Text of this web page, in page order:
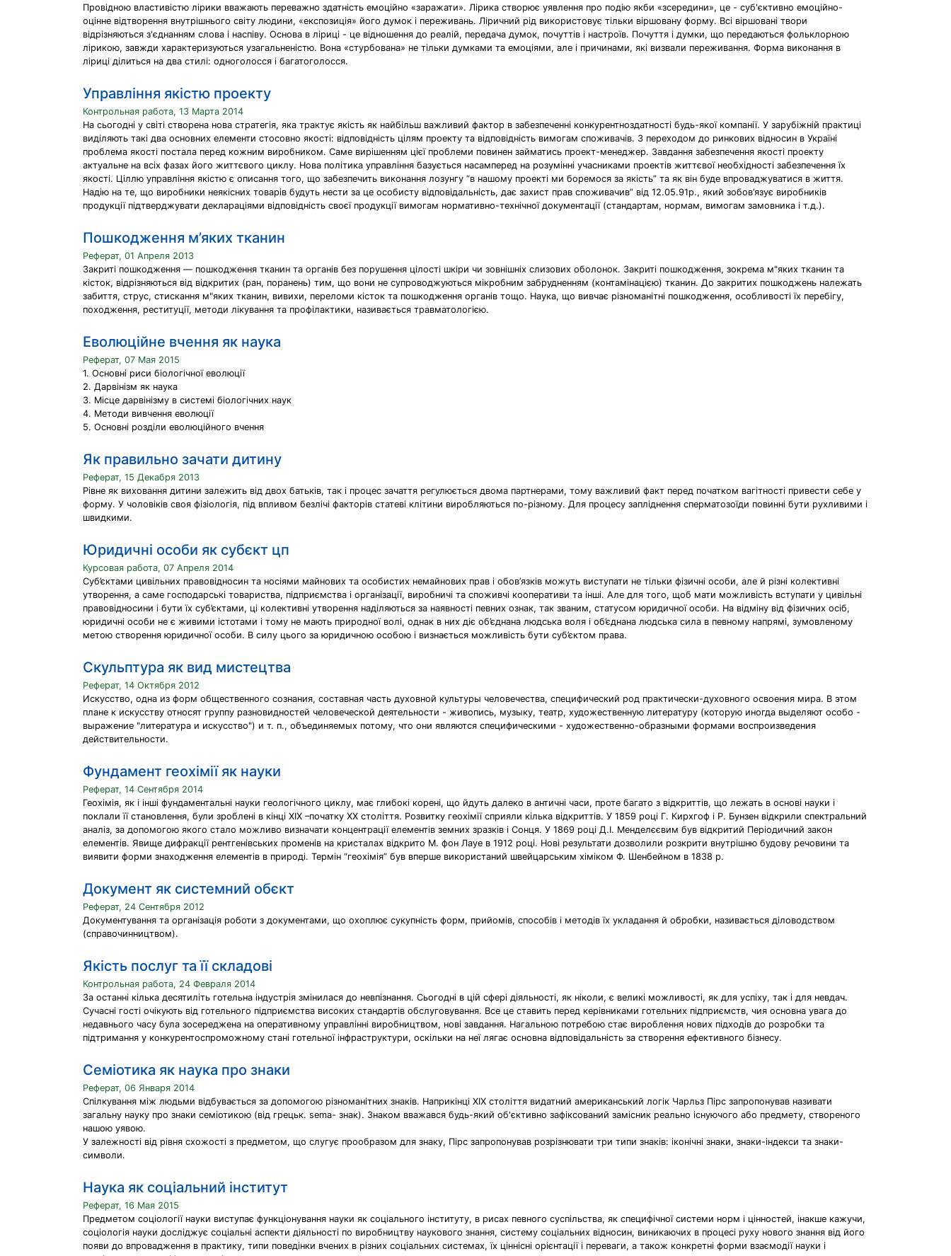
Провідною властивістю лірики вважають переважно здатність емоційно «заражати». Лірика створює уявлення про подію якби «зсередини», це - суб'єктивно емоційно-
оцінне відтворення внутрішнього світу людини, «експозиція» його думок і переживань. Ліричний рід використовує тільки віршовану форму. Всі віршовані твори
відрізняються з'єднанням слова і наспіву. Основа в ліриці - це відношення до реалій, передача думок, почуттів і настроїв. Почуття і думки, що передаються фольклорною
лірикою, завжди характеризуються узагальненістю. Вона «стурбована» не тільки думками та емоціями, але і причинами, які визвали переживання. Форма виконання в
ліриці ділиться на два стилі: одноголосся і багатоголосся.
Управління якістю проекту
Контрольная работа, 13 Марта 2014
На сьогодні у світі створена нова стратегія, яка трактує якість як найбільш важливий фактор в забезпеченні конкурентноздатності будь-якої компанії. У зарубіжній практиці
виділяють такі два основних елементи стосовно якості: відповідність цілям проекту та відповідність вимогам споживачів. З переходом до ринкових відносин в Україні
проблема якості постала перед кожним виробником. Саме вирішенням цієї проблеми повинен займатись проект-менеджер. Завдання забезпечення якості проекту
актуальне на всіх фазах його життєвого циклу. Нова політика управління базується насамперед на розумінні учасниками проектів життєвої необхідності забезпечення їх
якості. Ціллю управління якістю є описання того, що забезпечить виконання лозунгу “в нашому проекті ми боремося за якість” та як він буде впроваджуватися в життя.
Надію на те, що виробники неякісних товарів будуть нести за це особисту відповідальність, дає захист прав споживачив” від 12.05.91р., який зобов’язує виробників
продукції підтверджувати деклараціями відповідність своєї продукції вимогам нормативно-технічної документації (стандартам, нормам, вимогам замовника і т.д.).
Пошкодження м’яких тканин
Реферат, 01 Апреля 2013
Закриті пошкодження — пошкодження тканин та органів без порушення цілості шкіри чи зовнішніх слизових оболонок. Закриті пошкодження, зокрема м"яких тканин та
кісток, відрізняються від відкритих (ран, поранень) тим, що вони не супроводжуються мікробним забрудненням (контамінацією) тканин. До закритих пошкоджень належать
забиття, струс, стискання м"яких тканин, вивихи, переломи кісток та пошкодження органів тощо. Наука, що вивчає різноманітні пошкодження, особливості їх перебігу,
походження, реституції, методи лікування та профілактики, називається травматологією.
Еволюційне вчення як наука
Реферат, 07 Мая 2015
1. Основні риси біологічної еволюції
2. Дарвінізм як наука
3. Місце дарвінізму в системі біологічних наук
4. Методи вивчення еволюції
5. Основні розділи еволюційного вчення
Як правильно зачати дитину
Реферат, 15 Декабря 2013
Рівне як виховання дитини залежить від двох батьків, так і процес зачаття регулюється двома партнерами, тому важливий факт перед початком вагітності привести себе у
форму. У чоловіків своя фізіологія, під впливом безлічі факторів статеві клітини виробляються по-різному. Для процесу запліднення сперматозоїди повинні бути рухливими і
швидкими.
Юридичні особи як субєкт цп
Курсовая работа, 07 Апреля 2014
Суб’єктами цивільних правовідносин та носіями майнових та особистих немайнових прав і обов’язків можуть виступати не тільки фізичні особи, але й різні колективні
утворення, а саме господарські товариства, підприємства і організації, виробничі та споживчі кооперативи та інші. Але для того, щоб мати можливість вступати у цивільні
правовідносини і бути їх суб’єктами, ці колективні утворення наділяються за наявності певних ознак, так званим, статусом юридичної особи. На відміну від фізичних осіб,
юридичні особи не є живими істотами і тому не мають природної волі, однак в них діє об’єднана людська воля і об’єднана людська сила в певному напрямі, зумовленому
метою створення юридичної особи. В силу цього за юридичною осо­бою і визнається можливість бути суб’єктом права.
Скульптура як вид мистецтва
Реферат, 14 Октября 2012
Искусство, одна из форм общественного сознания, составная часть духовной культуры человечества, специфический род практически-духовного освоения мира. В этом
плане к искусству относят группу разновидностей человеческой деятельности - живопись, музыку, театр, художественную литературу (которую иногда выделяют особо -
выражение "литература и искусство") и т. п., объединяемых потому, что они являются специфическими - художественно-образными формами воспроизведения
действительности.
Фундамент геохімії як науки
Реферат, 14 Сентября 2014
Геохімія, як і інші фундаментальні науки геологічного циклу, має глибокі корені, що йдуть далеко в античні часи, проте багато з відкриттів, що лежать в основі науки і
поклали її становлення, були зроблені в кінці XIX –початку XX століття. Розвитку геохімії сприяли кілька відкриттів. У 1859 році Г. Кирхгоф і Р. Бунзен відкрили спектральний
аналіз, за ​​допомогою якого стало можливо визначати концентрації елементів земних зразків і Сонця. У 1869 році Д.І. Менделєєвим був відкритий Періодичний закон
елементів. Явище дифракції рентгенівських променів на кристалах відкрито М. фон Лауе в 1912 році. Нові результати дозволили розкрити внутрішню будову речовини та
виявити форми знаходження елементів в природі. Термін “геохімія” був вперше використаний швейцарським хіміком Ф. Шенбейном в 1838 р.
Документ як системний обєкт
Реферат, 24 Сентября 2012
Документування та організація роботи з документами, що охоплює сукупність форм, прийомів, способів і методів їх укладання й обробки, називається діловодством
(справочинництвом).
Якість послуг та її складові
Контрольная работа, 24 Февраля 2014
За останні кілька десятиліть готельна індустрія змінилася до невпізнання. Сьогодні в цій сфері діяльності, як ніколи, є великі можливості, як для успіху, так і для невдач.
Сучасні гості очікують від готельного підприємства високих стандартів обслуговування. Все це ставить перед керівниками готельних підприємств, чия основна увага до
недавнього часу була зосереджена на оперативному управлінні виробництвом, нові завдання. Нагальною потребою стає вироблення нових підходів до розробки та
підтримання у конкурентоспроможному стані готельної інфраструктури, оскільки на неї лягає основна відповідальність за створення ефективного бізнесу.
Семіотика як наука про знаки
Реферат, 06 Января 2014
Спілкування між людьми відбувається за допомогою різноманітних знаків. Наприкінці XIX століття видатний американський логік Чарльз Пірс запропонував називати
загальну науку про знаки семіотикою (від грецьк. sema- знак). Знаком вважався будь-який об'єктивно зафіксований замісник реально існуючого або предмету, створеного
нашою уявою.
У залежності від рівня схожості з предметом, що слугує прообразом для знаку, Пірс запропонував розрізнювати три типи знаків: іконічні знаки, знаки-індекси та знаки-
символи.
Наука як соціальний інститут
Реферат, 16 Мая 2015
Предметом соціології науки виступає функціонування науки як соціального інституту, в рисах певного суспільства, як специфічної системи норм і цінностей, інакше кажучи,
соціологія науки досліджує соціальні аспекти діяльності по виробництву наукового знання, систему соціальних відносин, виникаючих в процесі руху нового знання від його
появи до впровадження в практику, типи поведінки вчених в різних соціальних системах, їх ціннісні орієнтації і переваги, а також конкретні форми взаємодії науки і